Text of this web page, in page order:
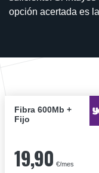
opción acertada es
Fibra 600Mb +
Fijo
19,90 €/mes